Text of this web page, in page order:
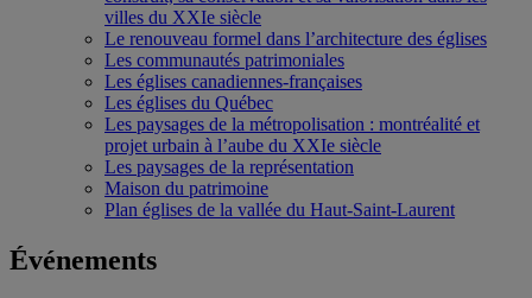
villes du XXIe siècle
Le renouveau formel dans l’architecture des églises
Les communautés patrimoniales
Les églises canadiennes-françaises
Les églises du Québec
Les paysages de la métropolisation : montréalité et
projet urbain à l’aube du XXIe siècle
Les paysages de la représentation
Maison du patrimoine
Plan églises de la vallée du Haut-Saint-Laurent
Événements